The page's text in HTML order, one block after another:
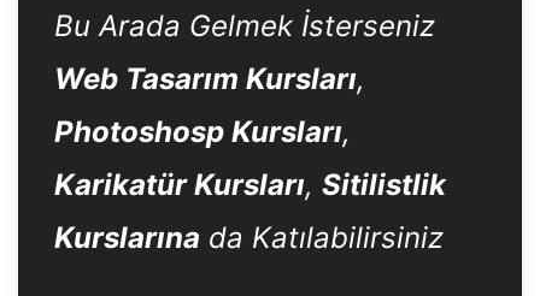
Bu Arada Gelmek İsterseniz
Web Tasarım Kursları,
Photoshosp Kursları,
Karikatür Kursları, Sitilistlik
Kurslarına da Katılabilirsiniz